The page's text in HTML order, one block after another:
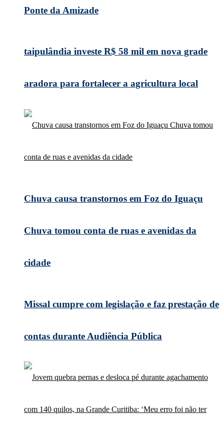
Ponte da Amizade
taipulândia investe R$ 58 mil em nova grade
aradora para fortalecer a agricultura local
Chuva causa transtornos em Foz do Iguaçu
Chuva tomou conta de ruas e avenidas da
cidade
Missal cumpre com legislação e faz prestação de
contas durante Audiência Pública